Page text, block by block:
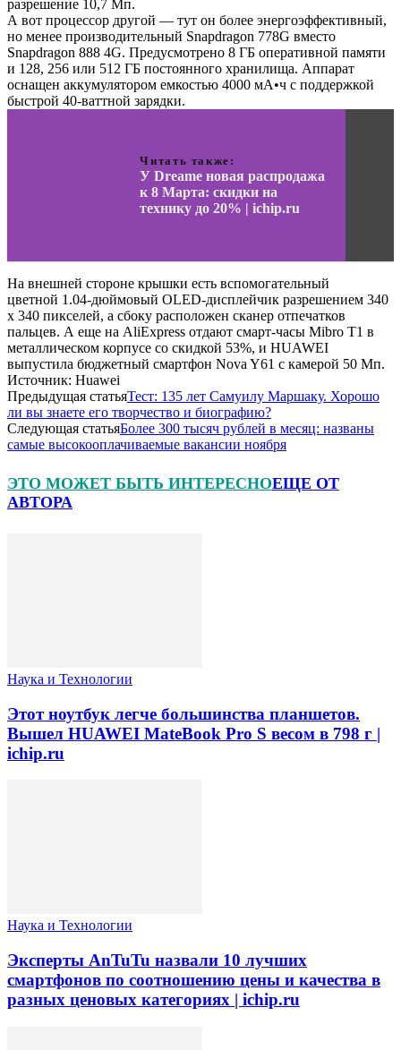
разрешение 10,7 Мп.
А вот процессор другой — тут он более энергоэффективный,
но менее производительный Snapdragon 778G вместо
Snapdragon 888 4G. Предусмотрено 8 ГБ оперативной памяти
и 128, 256 или 512 ГБ постоянного хранилища. Аппарат
оснащен аккумулятором емкостью 4000 мА•ч с поддержкой
быстрой 40-ваттной зарядки.
Читать также:
У Dreame новая распродажа
к 8 Марта: скидки на
технику до 20% | ichip.ru
На внешней стороне крышки есть вспомогательный
цветной 1.04-дюймовый OLED-дисплейчик разрешением 340
x 340 пикселей, а сбоку расположен сканер отпечатков
пальцев. А еще на AliExpress отдают смарт-часы Mibro T1 в
металлическом корпусе со скидкой 53%, и HUAWEI
выпустила бюджетный смартфон Nova Y61 с камерой 50 Мп.
Источник: Huawei
Предыдущая статьяТест: 135 лет Самуилу Маршаку. Хорошо
ли вы знаете его творчество и биографию?
Следующая статьяБолее 300 тысяч рублей в месяц: названы
самые высокооплачиваемые вакансии ноября
ЭТО МОЖЕТ БЫТЬ ИНТЕРЕСНОЕЩЕ ОТ
АВТОРА
Наука и Технологии
Этот ноутбук легче большинства планшетов.
Вышел HUAWEI MateBook Pro S весом в 798 г |
ichip.ru
Наука и Технологии
Эксперты AnTuTu назвали 10 лучших
смартфонов по соотношению цены и качества в
разных ценовых категориях | ichip.ru